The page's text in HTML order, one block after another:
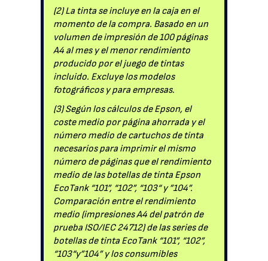
(2) La tinta se incluye en la caja en el
momento de la compra. Basado en un
volumen de impresión de 100 páginas
A4 al mes y el menor rendimiento
producido por el juego de tintas
incluido. Excluye los modelos
fotográficos y para empresas.
(3) Según los cálculos de Epson, el
coste medio por página ahorrada y el
número medio de cartuchos de tinta
necesarios para imprimir el mismo
número de páginas que el rendimiento
medio de las botellas de tinta Epson
EcoTank “101”, “102”, “103“ y ”104”.
Comparación entre el rendimiento
medio (impresiones A4 del patrón de
prueba ISO/IEC 24712) de las series de
botellas de tinta EcoTank “101”, “102”,
“103“y”104” y los consumibles